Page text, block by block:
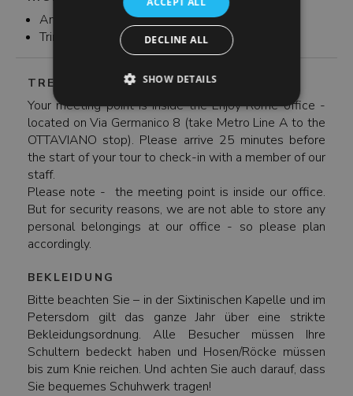
An- und Abfahrt
Trinkgelder (optional)
TREFFPUNKT
Your meeting point is inside the Enjoy Rome office -
located on Via Germanico 8 (take Metro Line A to the
OTTAVIANO stop). Please arrive 25 minutes before
the start of your tour to check-in with a member of our
staff.
Please note - the meeting point is inside our office.
But for security reasons, we are not able to store any
personal belongings at our office - so please plan
accordingly.
BEKLEIDUNG
Bitte beachten Sie – in der Sixtinischen Kapelle und im
Petersdom gilt das ganze Jahr über eine strikte
Bekleidungsordnung. Alle Besucher müssen Ihre
Schultern bedeckt haben und Hosen/Röcke müssen
bis zum Knie reichen. Und achten Sie auch darauf, dass
Sie bequemes Schuhwerk tragen!
DECLINE ALL
SHOW DETAILS